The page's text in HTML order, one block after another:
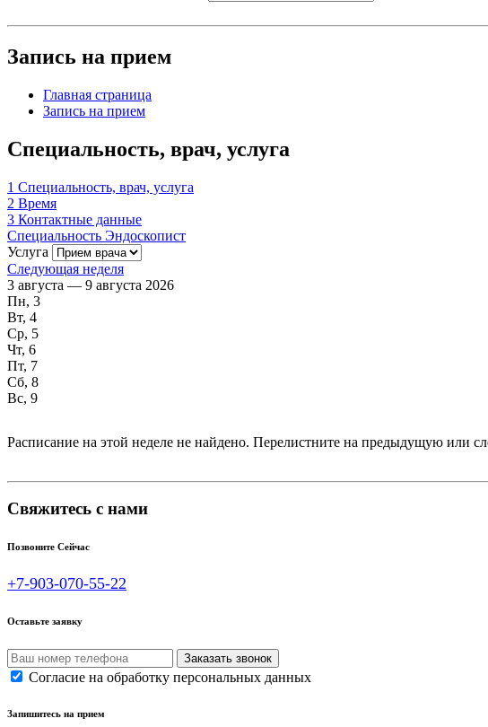
Запись на прием
Главная страница
Запись на прием
Специальность, врач, услуга
1 Специальность, врач, услуга
2 Время
3 Контактные данные
Специальность Эндоскопист
Услуга
Следующая неделя
3 августа — 9 августа 2026
Пн, 3
Вт, 4
Ср, 5
Чт, 6
Пт, 7
Сб, 8
Вс, 9
Расписание на этой неделе не найдено. Перелистните на предыдущую или
Свяжитесь с нами
Позвоните Сейчас
+7-903-070-55-22
Оставьте заявку
Согласие на обработку персональных данных
Запишитесь на прием